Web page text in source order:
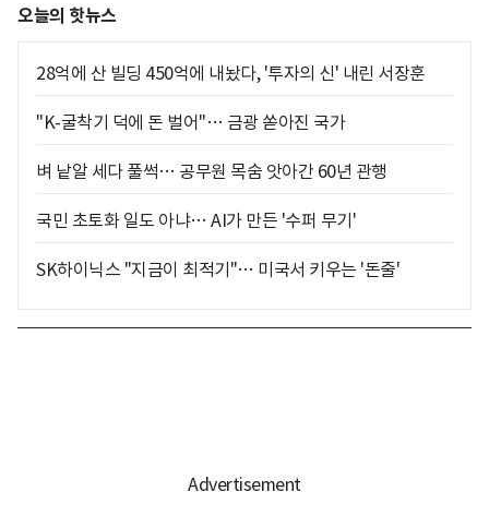
오늘의 핫뉴스
28억에 산 빌딩 450억에 내놨다, '투자의 신' 내린 서장훈
"K-굴착기 덕에 돈 벌어"… 금광 쏟아진 국가
벼 낱알 세다 풀썩… 공무원 목숨 앗아간 60년 관행
국민 초토화 일도 아냐… AI가 만든 '수퍼 무기'
SK하이닉스 "지금이 최적기"… 미국서 키우는 '돈줄'